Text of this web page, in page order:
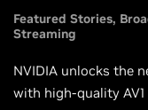
Featured Stories
Streaming
NVIDIA unlocks the
with high-quality